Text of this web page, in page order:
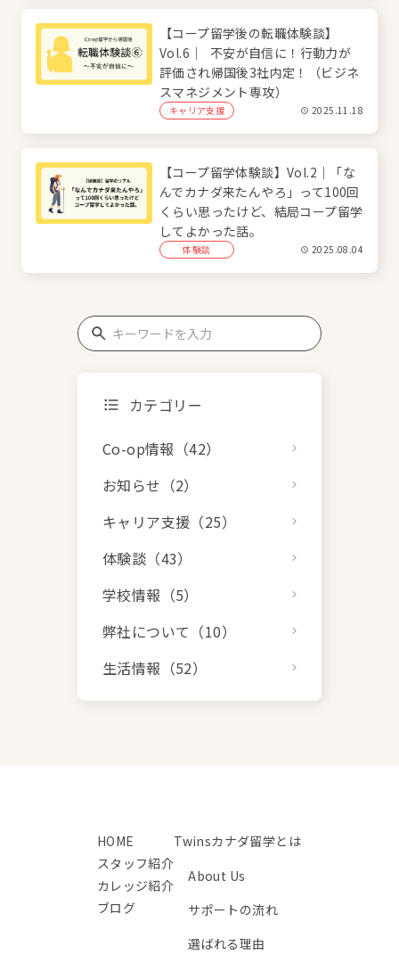
【コープ留学後の転職体験談】
Vol.6｜ 不安が自信に！行動力が
評価され帰国後3社内定！（ビジネ
スマネジメント専攻）
キャリア支援 2025.11.18
【コープ留学体験談】Vol.2｜「な
んでカナダ来たんやろ」って100回
くらい思ったけど、結局コープ留学
してよかった話。
体験談 2025.08.04
カテゴリー
Co-op情報（42）
お知らせ（2）
キャリア支援（25）
体験談（43）
学校情報（5）
弊社について（10）
生活情報（52）
HOME
スタッフ紹介
カレッジ紹介
ブログ
Twinsカナダ留学とは
About Us
サポートの流れ
選ばれる理由